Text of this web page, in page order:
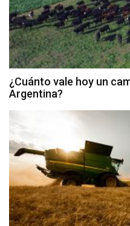
¿Cuánto vale hoy un
Argentina?